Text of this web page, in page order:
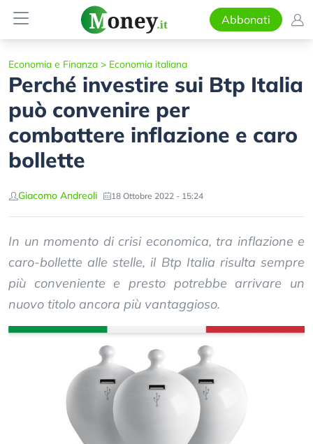
Abbonati
Economia e Finanza > Economia italiana
Perché investire sui Btp Italia
può convenire per
combattere inflazione e caro
bollette
Giacomo Andreoli 18 Ottobre 2022 - 15:24
In un momento di crisi economica, tra inflazione e
caro-bollette alle stelle, il Btp Italia risulta sempre
più conveniente e presto potrebbe arrivare un
nuovo titolo ancora più vantaggioso.